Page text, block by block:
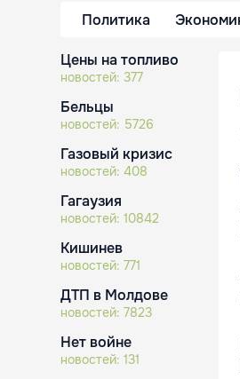
Политика
Цены на топливо
новостей: 377
Бельцы
новостей: 5726
Газовый кризис
новостей: 408
Гагаузия
новостей: 10842
Кишинев
новостей: 771
ДТП в Молдове
новостей: 7823
Нет войне
новостей: 131